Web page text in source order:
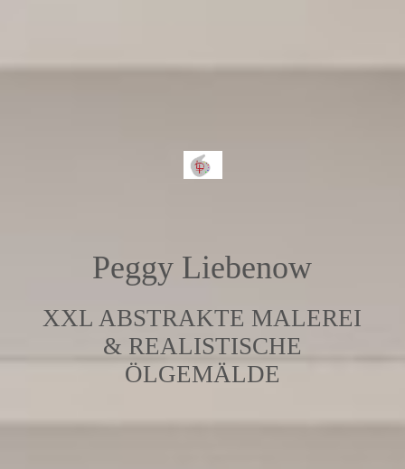
Peggy Liebenow
XXL ABSTRAKTE MALEREI
& REALISTISCHE
ÖLGEMÄLDE